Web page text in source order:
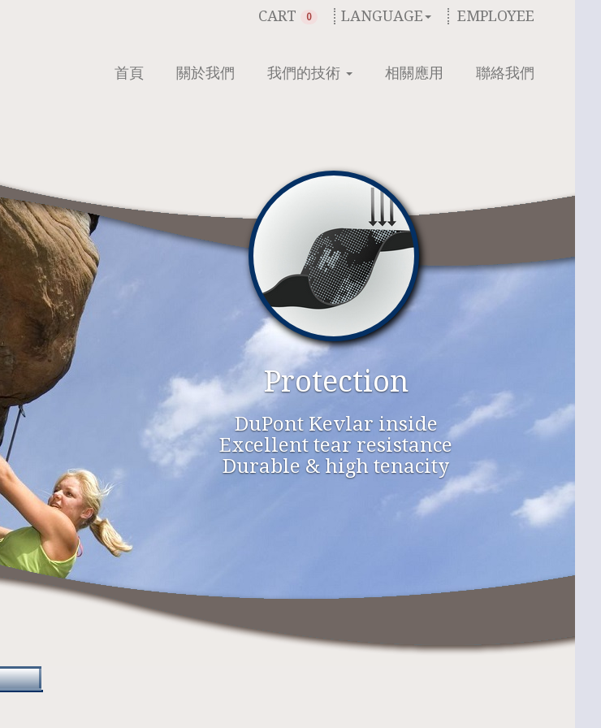
EMPLOYEE
CART 0 LANGUAGE
聯絡我們
相關應用
我們的技術
關於我們
首頁
Protection
DuPont Kevlar inside
Excellent tear resistance
Durable & high tenacity